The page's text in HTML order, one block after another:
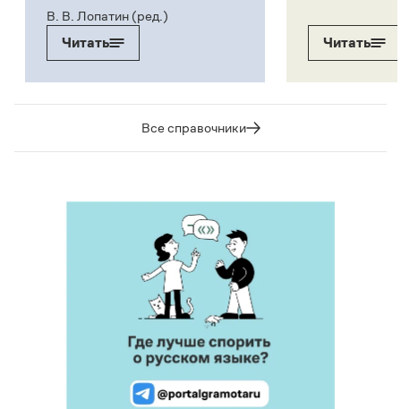
В. В. Лопатин (ред.)
Читать
Читать
Все справочники